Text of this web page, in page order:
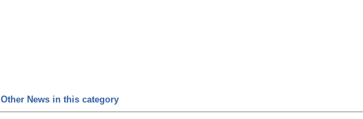
Other News in this category